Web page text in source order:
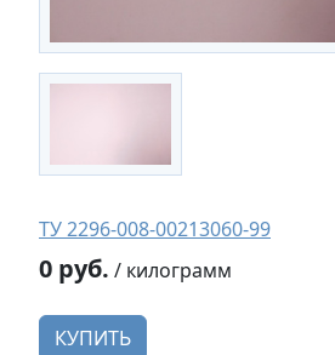
ТУ 2296-008-00213060-99
0 руб. / килограмм
КУПИТЬ